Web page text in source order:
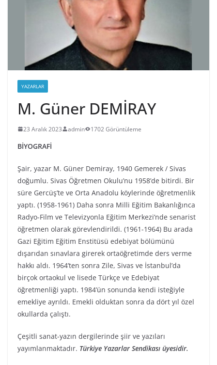
YAZARLAR
M. Güner DEMİRAY
23 Aralık 2023 admin 1702 Görüntüleme
BİYOGRAFİ
Şair, yazar M. Güner Demiray, 1940 Gemerek / Sivas
doğumlu. Sivas Öğretmen Okulu’nu 1958’de bitirdi. Bir
süre Gercüş’te ve Orta Anadolu köylerinde öğretmenlik
yaptı. (1958-1961) Daha sonra Milli Eğitim Bakanlığınca
Radyo-Film ve Televizyonla Eğitim Merkezi’nde senarist
öğretmen olarak görevlendirildi. (1961-1964) Bu arada
Gazi Eğitim Eğitim Enstitüsü edebiyat bölümünü
dışarıdan sınavlara girerek ortaöğretimde ders verme
hakkı aldı. 1964’ten sonra Zile, Sivas ve İstanbul’da
birçok ortaokul ve lisede Türkçe ve Edebiyat
öğretmenliği yaptı. 1984’ün sonunda kendi isteğiyle
emekliye ayrıldı. Emekli olduktan sonra da dört yıl özel
okullarda çalıştı.
Çeşitli sanat-yazın dergilerinde şiir ve yazıları
yayımlanmaktadır. Türkiye Yazarlar Sendikası üyesidir.